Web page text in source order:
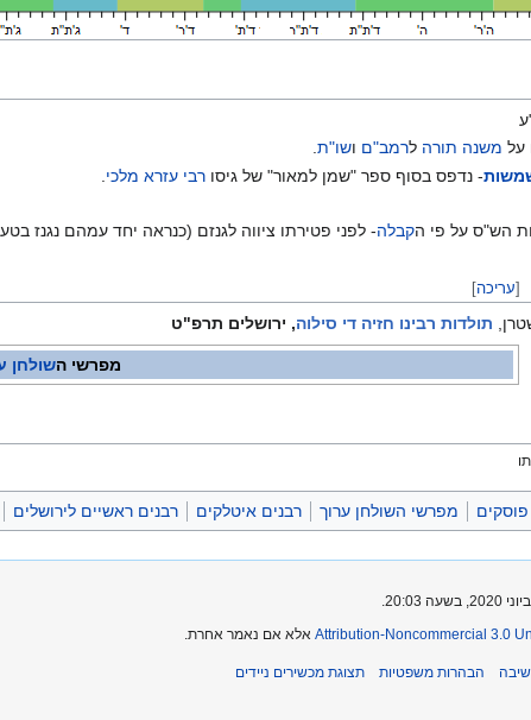
על משנה תורה לרמב"ם ושו"ת
- נדפס בסוף ספר "שמן למאור" של גיסורבי עזרא מלכי
הש"ס על פי הקבלה- לפני פטירתו ציווה לגנזם (כנראה יחד עמהם נגנז
[עריכה]
תולדות רבינו חזיה די סילוה, ירושלים תרפ"ט
מפרשי השולחן
פוסקים מפרשי השולחן ערוך רבנים איטלקים רבנים ראשיים לירושלים
Attribution-Noncommercial 3.0 אלא אם נאמר אחרת.
הבהרות משפטיות תצוגת מכשירים ניידים